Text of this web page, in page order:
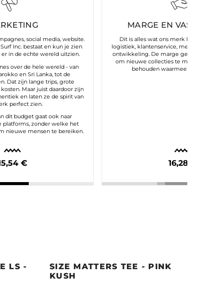
social media, website.
Inc. bestaat en kun je zien
in de echte wereld uitzien.
over de hele wereld - van
en Sri Lanka, tot de
Dat zijn lange trips, grote
Maar juist daardoor zijn
en laten ze de spirit van
perfect zien.
dit budget gaat ook naar
platforms, zonder welke het
nieuwe mensen te bereiken.
€
MARGE EN VASTE
Dit is alles wat ons merk laat draaien:
logistiek, klantenservice, medewerkers,
ontwikkeling. De marge geeft ons de
om nieuwe collecties te maken en de
behouden waarmee je ons
16,28 €
LS -
SIZE MATTERS TEE - PINK
KUSH